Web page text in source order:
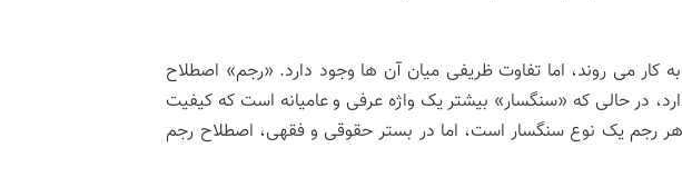
کار می روند، اما تفاوت ظریفی میان آن ها وجود دارد. «رجم» اصطلاح
در حالی که «سنگسار» بیشتر یک واژه عرفی و عامیانه است که کیفیت
رجم یک نوع سنگسار است، اما در بستر حقوقی و فقهی، اصطلاح رجم